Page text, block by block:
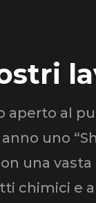
aperto al
uno
una
chimici e